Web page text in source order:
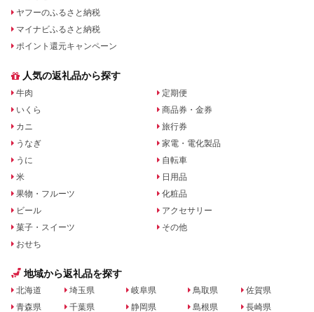
ヤフーのふるさと納税
マイナビふるさと納税
ポイント還元キャンペーン
人気の返礼品から探す
牛肉
いくら
カニ
うなぎ
うに
米
果物・フルーツ
ビール
菓子・スイーツ
おせち
定期便
商品券・金券
旅行券
家電・電化製品
自転車
日用品
化粧品
アクセサリー
その他
地域から返礼品を探す
北海道
青森県
埼玉県
千葉県
岐阜県
静岡県
鳥取県
島根県
佐賀県
長崎県